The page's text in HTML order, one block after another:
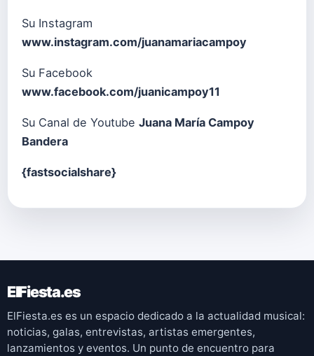
Su Instagram
www.instagram.com/juanamariacampoy
Su Facebook
www.facebook.com/juanicampoy11
Su Canal de Youtube Juana María Campoy
Bandera
{fastsocialshare}
ElFiesta.es
ElFiesta.es es un espacio dedicado a la actualidad musical:
noticias, galas, entrevistas, artistas emergentes,
lanzamientos y eventos. Un punto de encuentro para